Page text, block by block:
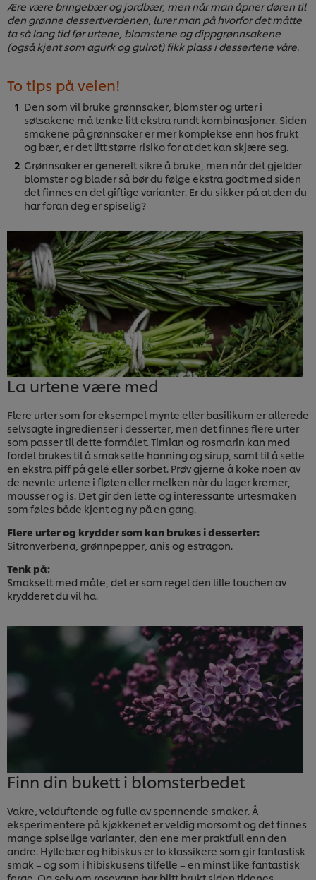
Ære være bringebær og jordbær, men når man åpner døren til
den grønne dessertverdenen, lurer man på hvorfor det måtte
ta så lang tid før urtene, blomstene og dippgrønnsakene
(også kjent som agurk og gulrot) fikk plass i dessertene våre.
To tips på veien!
Den som vil bruke grønnsaker, blomster og urter i
søtsakene må tenke litt ekstra rundt kombinasjoner. Siden
smakene på grønnsaker er mer komplekse enn hos frukt
og bær, er det litt større risiko for at det kan skjære seg.
Grønnsaker er generelt sikre å bruke, men når det gjelder
blomster og blader så bør du følge ekstra godt med siden
det finnes en del giftige varianter. Er du sikker på at den du
har foran deg er spiselig?
La urtene være med
Flere urter som for eksempel mynte eller basilikum er allerede
selvsagte ingredienser i desserter, men det finnes flere urter
som passer til dette formålet. Timian og rosmarin kan med
fordel brukes til å smaksette honning og sirup, samt til å sette
en ekstra piff på gelé eller sorbet. Prøv gjerne å koke noen av
de nevnte urtene i fløten eller melken når du lager kremer,
mousser og is. Det gir den lette og interessante urtesmaken
som føles både kjent og ny på en gang.
Flere urter og krydder som kan brukes i desserter:
Sitronverbena, grønnpepper, anis og estragon.
Tenk på:
Smaksett med måte, det er som regel den lille touchen av
krydderet du vil ha.
Finn din bukett i blomsterbedet
Vakre, velduftende og fulle av spennende smaker. Å
eksperimentere på kjøkkenet er veldig morsomt og det finnes
mange spiselige varianter, den ene mer praktfull enn den
andre. Hyllebær og hibiskus er to klassikere som gir fantastisk
smak – og som i hibiskusens tilfelle – en minst like fantastisk